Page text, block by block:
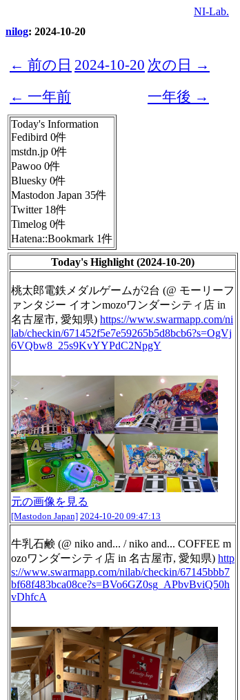
NI-Lab.
nilog: 2024-10-20
← 前の日 2024-10-20 次の日 →
← 一年前
一年後 →
Today's Information
Fedibird 0件
mstdn.jp 0件
Pawoo 0件
Bluesky 0件
Mastodon Japan 35件
Twitter 18件
Timelog 0件
Hatena::Bookmark 1件
Today's Highlight (2024-10-20)
桃太郎電鉄メダルゲームが2台 (@ モーリーフ
ァンタジー イオンmozoワンダーシティ店 in
名古屋市, 愛知県) https://www.swarmapp.com/ni
lab/checkin/671452f5e7e59265b5d8bcb6?s=OgVj
6VQbw8_25s9KvYYPdC2NpgY
元の画像を見る
[Mastodon Japan] 2024-10-20 09:47:13
牛乳石鹸 (@ niko and... / niko and... COFFEE m
ozoワンダーシティ店 in 名古屋市, 愛知県) http
s://www.swarmapp.com/nilab/checkin/67145bbb7
bf68f483bca08ce?s=BVo6GZ0sg_APbvBviQ50h
vDhfcA